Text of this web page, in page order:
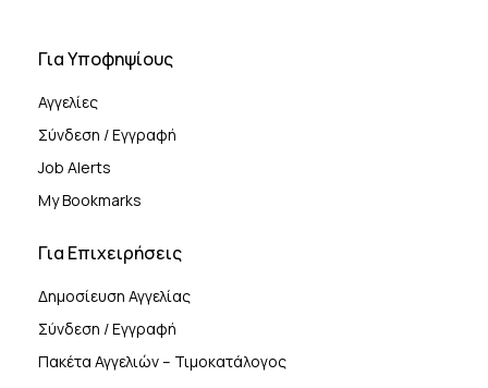
Για Υποφηψίους
Αγγελίες
Σύνδεση / Εγγραφή
Job Alerts
My Bookmarks
Για Επιχειρήσεις
Δημοσίευση Αγγελίας
Σύνδεση / Εγγραφή
Πακέτα Αγγελιών – Τιμοκατάλογος